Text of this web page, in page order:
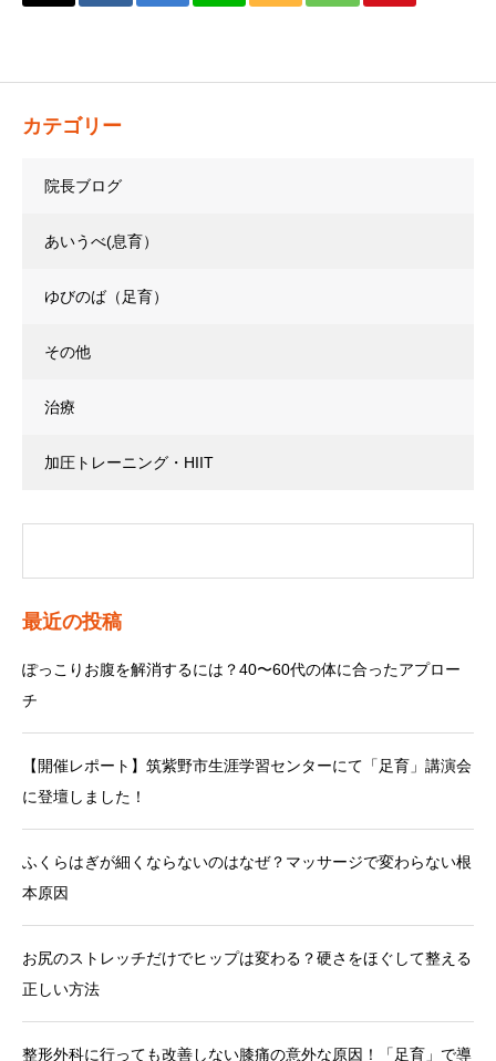
カテゴリー
院長ブログ
あいうべ(息育）
ゆびのば（足育）
その他
治療
加圧トレーニング・HIIT
最近の投稿
ぽっこりお腹を解消するには？40〜60代の体に合ったアプロー
チ
【開催レポート】筑紫野市生涯学習センターにて「足育」講演会
に登壇しました！
ふくらはぎが細くならないのはなぜ？マッサージで変わらない根
本原因
お尻のストレッチだけでヒップは変わる？硬さをほぐして整える
正しい方法
整形外科に行っても改善しない膝痛の意外な原因！「足育」で導